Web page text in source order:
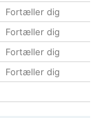
Fortæller dig
Fortæller dig
Fortæller dig
Fortæller dig